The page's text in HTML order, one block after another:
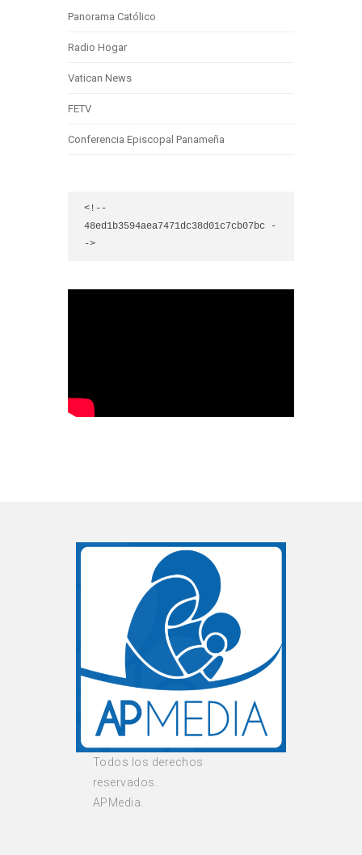
Panorama Católico
Radio Hogar
Vatican News
FETV
Conferencia Episcopal Panameña
<!--
48ed1b3594aea7471dc38d01c7cb07bc -
->
Todos los derechos
reservados.
APMedia.